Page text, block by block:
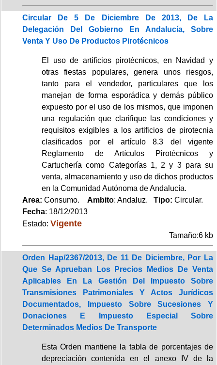
Circular De 5 De Diciembre De 2013, De La
Delegación Del Gobierno En Andalucía, Sobre
Venta Y Uso De Productos Pirotécnicos
El uso de artificios pirotécnicos, en Navidad y
otras fiestas populares, genera unos riesgos,
tanto para el vendedor, particulares que los
manejan de forma esporádica y demás público
expuesto por el uso de los mismos, que imponen
una regulación que clarifique las condiciones y
requisitos exigibles a los artificios de pirotecnia
clasificados por el artículo 8.3 del vigente
Reglamento de Artículos Pirotécnicos y
Cartuchería como Categorías 1, 2 y 3 para su
venta, almacenamiento y uso de dichos productos
en la Comunidad Autónoma de Andalucía.
Area: Consumo. Ambito: Andaluz. Tipo: Circular.
Fecha: 18/12/2013
Estado: Vigente
Tamaño:6 kb
Orden Hap/2367/2013, De 11 De Diciembre, Por La
Que Se Aprueban Los Precios Medios De Venta
Aplicables En La Gestión Del Impuesto Sobre
Transmisiones Patrimoniales Y Actos Jurídicos
Documentados, Impuesto Sobre Sucesiones Y
Donaciones E Impuesto Especial Sobre
Determinados Medios De Transporte
Esta Orden mantiene la tabla de porcentajes de
depreciación contenida en el anexo IV de la